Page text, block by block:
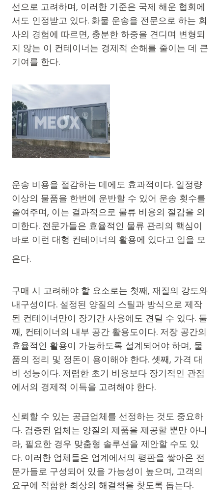
선으로 고려하며, 이러한 기준은 국제 해운 협회에
서도 인정받고 있다. 화물 운송을 전문으로 하는 회
사의 경험에 따르면, 충분한 하중을 견디며 변형되
지 않는 이 컨테이너는 경제적 손해를 줄이는 데 큰
기여를 한다.
운송 비용을 절감하는 데에도 효과적이다. 일정량
이상의 물품을 한번에 운반할 수 있어 운송 횟수를
줄여주며, 이는 결과적으로 물류 비용의 절감을 의
미한다. 전문가들은 효율적인 물류 관리의 핵심이
바로 이런 대형 컨테이너의 활용에 있다고 입을 모
은다.
구매 시 고려해야 할 요소로는 첫째, 재질의 강도와
내구성이다. 설정된 양질의 스틸과 방식으로 제작
된 컨테이너만이 장기간 사용에도 견딜 수 있다. 둘
째, 컨테이너의 내부 공간 활용도이다. 저장 공간의
효율적인 활용이 가능하도록 설계되어야 하며, 물
품의 정리 및 정돈이 용이해야 한다. 셋째, 가격 대
비 성능이다. 저렴한 초기 비용보다 장기적인 관점
에서의 경제적 이득을 고려해야 한다.
신뢰할 수 있는 공급업체를 선정하는 것도 중요하
다. 검증된 업체는 양질의 제품을 제공할 뿐만 아니
라, 필요한 경우 맞춤형 솔루션을 제안할 수도 있
다. 이러한 업체들은 업계에서의 평판을 쌓아온 전
문가들로 구성되어 있을 가능성이 높으며, 고객의
요구에 적합한 최상의 해결책을 찾도록 돕는다.